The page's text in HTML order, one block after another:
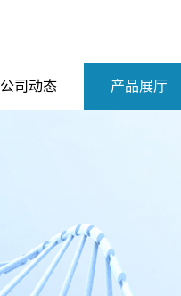
公司动态 产品展厅